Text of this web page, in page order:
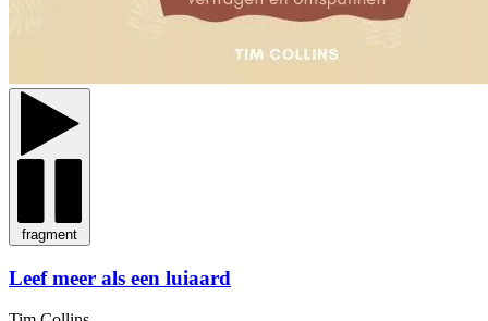
fragment
Leef meer als een luiaard